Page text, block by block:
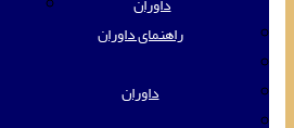
راهنمای داوران
داوران